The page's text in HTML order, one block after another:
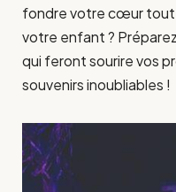
fondre votre cœur tout
votre enfant ?
qui feront sourire vos
souvenirs inoubliables !